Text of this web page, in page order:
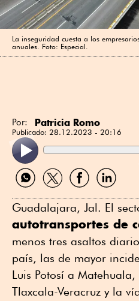
La inseguridad cuesta a los
anuales. Foto: Especial.
Por: Patricia Romo
Publicado: 28.12.2023 - 20:16
Compartir
por
Compartir
por
Compartir
por
Compartir
por
Guadalajara, Jal. El
autotransportes de
menos tres asaltos
país, las de mayor
Luis Potosí a
Tlaxcala-Veracruz y la